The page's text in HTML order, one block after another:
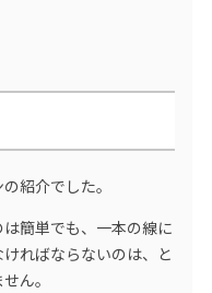
紹介でした。
簡単でも、一本の線に
ればならないのは、と
ん。